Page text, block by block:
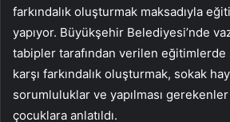
farkındalık oluşturmak maksadıyla
yapıyor. Büyükşehir Belediyesi’nde
tabipler tarafından verilen eğitimlerde
karşı farkındalık oluşturmak, sokak
sorumluluklar ve yapılması gerekenler
çocuklara anlatıldı.